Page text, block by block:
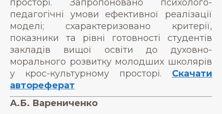
просторі. Запропоновано психолого-
педагогічні умови ефективної реалізації
моделі; схарактеризовано критерії,
показники та рівні готовності студентів
закладів вищої освіти до духовно-
морального розвитку молодших школярів
у крос-культурному просторі. Скачати
автореферат
А.Б. Варениченко